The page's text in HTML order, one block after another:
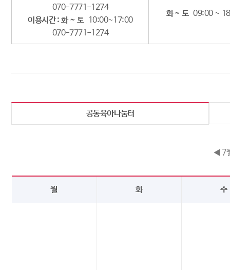
070-7771-1274
이용시간 : 화 ~ 토10:00~17:00
070-7771-1274
화 ~ 토09:00 ~
공동육아나눔터
◀ 7
월 화 수